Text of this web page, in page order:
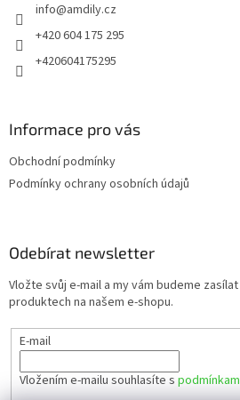
info@amdily.cz
+420 604 175 295
+420604175295
Informace pro vás
Obchodní podmínky
Podmínky ochrany osobních údajů
Odebírat newsletter
Vložte svůj e-mail a my vám budeme
produktech na našem e-shopu.
E-mail
Vložením e-mailu souhlasíte s